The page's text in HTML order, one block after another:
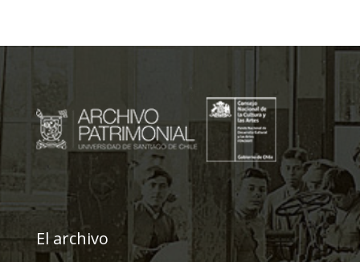
El archivo